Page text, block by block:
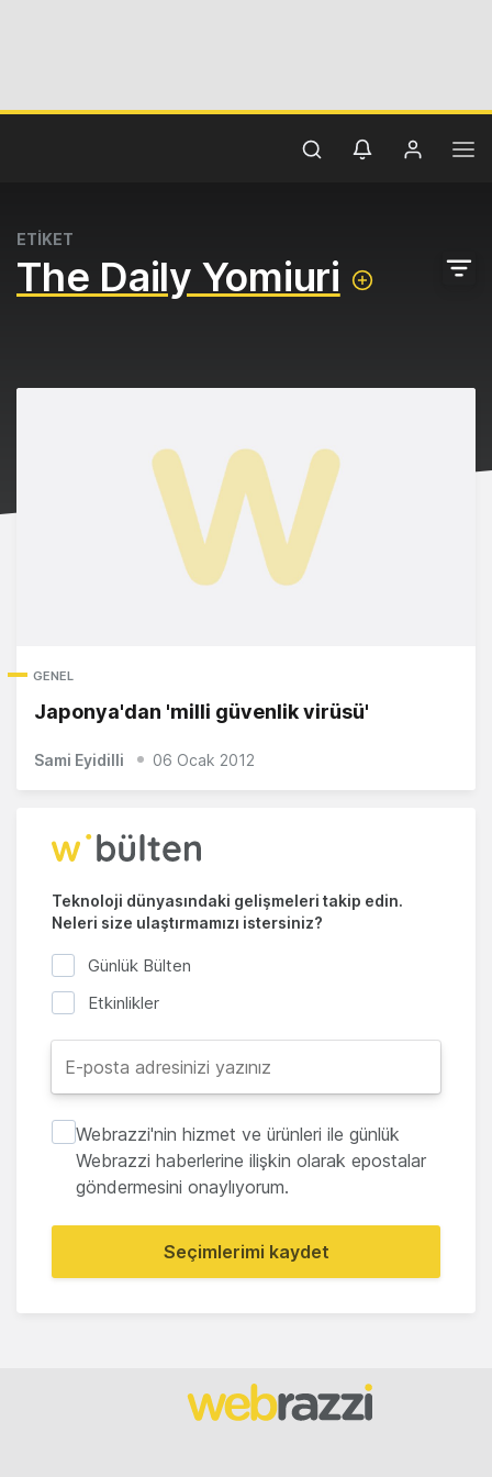
ETİKET
The Daily Yomiuri
GENEL
Japonya'dan 'milli güvenlik virüsü'
Sami Eyidilli 06 Ocak 2012
Teknoloji dünyasındaki gelişmeleri takip edin.
Neleri size ulaştırmamızı istersiniz?
Günlük Bülten
Etkinlikler
Webrazzi'nin hizmet ve ürünleri ile günlük
Webrazzi haberlerine ilişkin olarak epostalar
göndermesini onaylıyorum.
Seçimlerimi kaydet